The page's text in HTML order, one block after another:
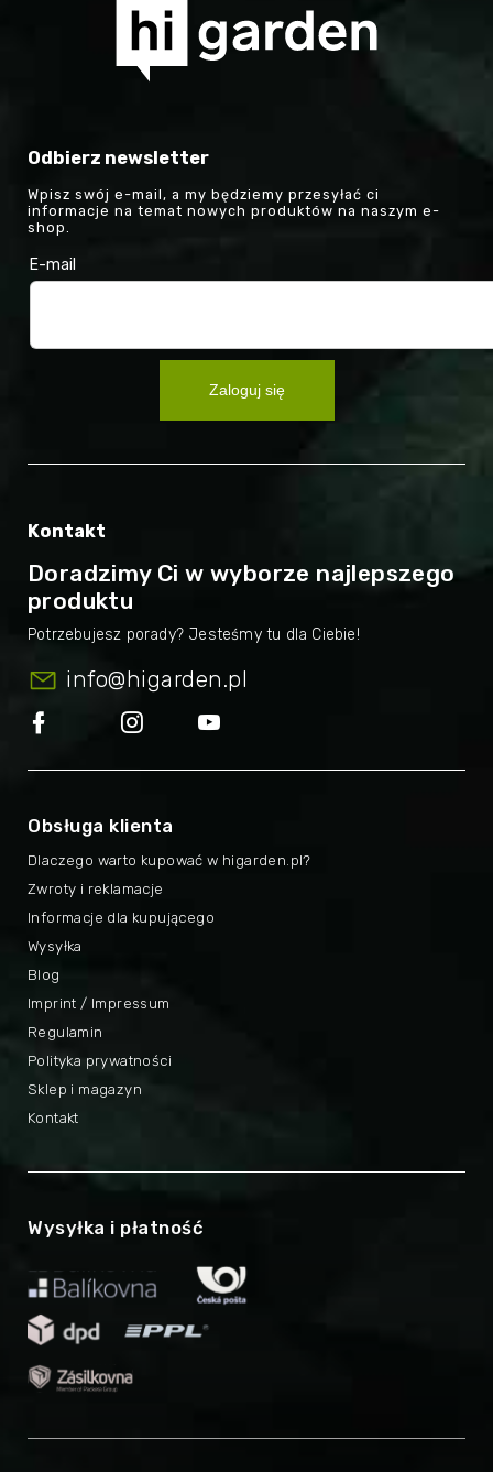
Odbierz newsletter
Wpisz swój e-mail, a my będziemy przesyłać ci
informacje na temat nowych produktów na naszym e-
shop.
E-mail
Zaloguj się
Kontakt
Doradzimy Ci w wyborze najlepszego
produktu
info@ higarden.pl
Obsługa klienta
Dlaczego warto kupować w higarden.pl?
Imprint / Impressum
Zwroty i reklamacje
Regulamin
Informacje dla kupującego
Polityka prywatności
Wysyłka
Sklep i magazyn
Blog
Kontakt
Wysyłka i płatność